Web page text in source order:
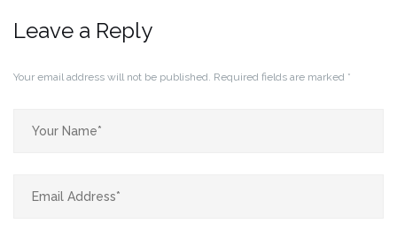
Leave a Reply
Your email address will not be published. Required fields are marked *